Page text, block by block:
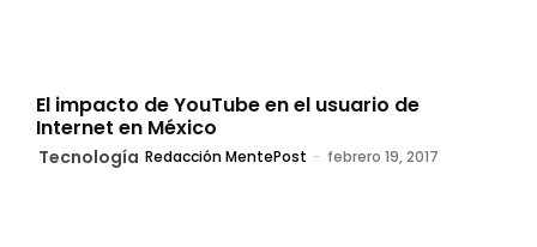
El impacto de YouTube en el usuario de
Internet en México
Tecnología Redacción MentePost - febrero 19, 2017